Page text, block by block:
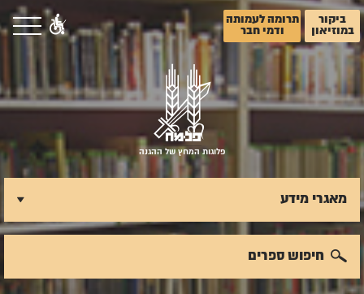
ביקור
במוזיאון
תרומה לעמותה
ודמי חבר
פלוגות המחץ של ההגנה
מאגרי מידע
חיפוש ספרים